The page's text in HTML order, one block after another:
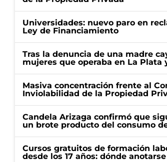
Universidades: nuevo paro en
Ley de Financiamiento
Tras la denuncia de una madre
mujeres que operaba en La Plata
Masiva concentración frente al
Inviolabilidad de la Propiedad
Candela Arizaga confirmó que
un brote producto del consumo
Cursos gratuitos de formación
desde los 17 años: dónde anotarse